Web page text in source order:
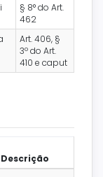
§ 8° do Art.
462
Art. 406, §
3º do Art.
410 e caput
Descrição